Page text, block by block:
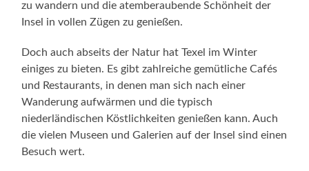
zu wandern und die atemberaubende Schönheit der
Insel in vollen Zügen zu genießen.
Doch auch abseits der Natur hat Texel im Winter
einiges zu bieten. Es gibt zahlreiche gemütliche Cafés
und Restaurants, in denen man sich nach einer
Wanderung aufwärmen und die typisch
niederländischen Köstlichkeiten genießen kann. Auch
die vielen Museen und Galerien auf der Insel sind einen
Besuch wert.